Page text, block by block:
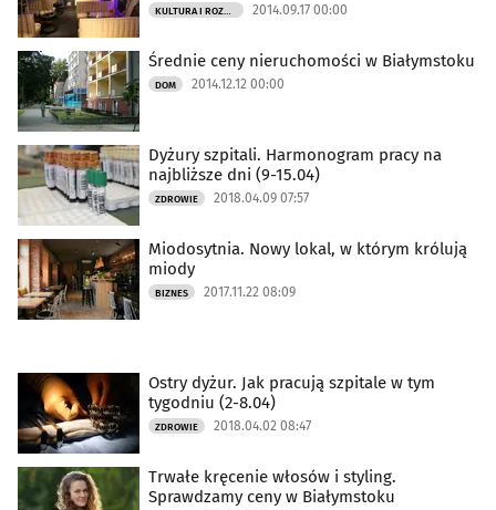
KULTURA I ROZRYWKA 2014.09.17 00:00
Średnie ceny nieruchomości w Białymstoku
DOM 2014.12.12 00:00
Dyżury szpitali. Harmonogram pracy na
najbliższe dni (9-15.04)
ZDROWIE 2018.04.09 07:57
Miodosytnia. Nowy lokal, w którym królują
miody
BIZNES 2017.11.22 08:09
Ostry dyżur. Jak pracują szpitale w tym
tygodniu (2-8.04)
ZDROWIE 2018.04.02 08:47
Trwałe kręcenie włosów i styling.
Sprawdzamy ceny w Białymstoku